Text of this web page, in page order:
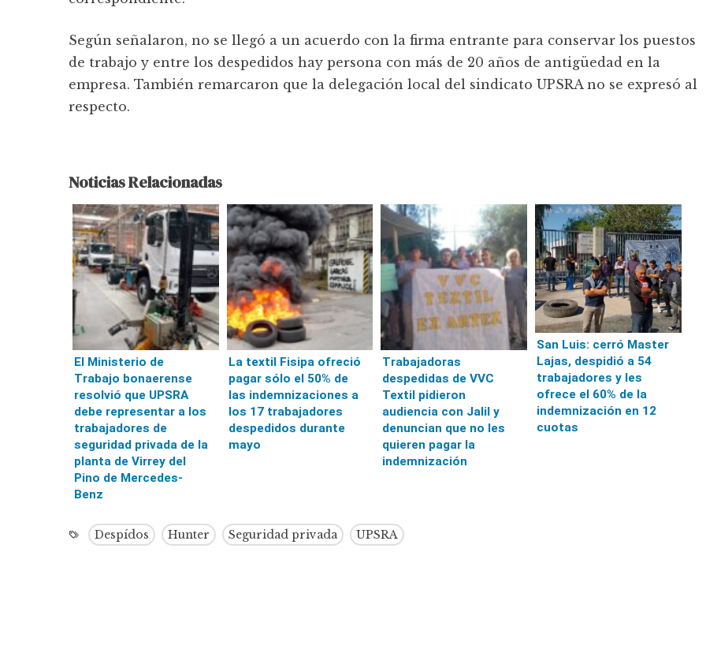
Según señalaron, no se llegó a un acuerdo con la firma entrante para conservar los puestos
de trabajo y entre los despedidos hay persona con más de 20 años de antigüedad en la
empresa. También remarcaron que la delegación local del sindicato UPSRA no se expresó al
respecto.
Noticias Relacionadas
El Ministerio de
Trabajo bonaerense
resolvió que UPSRA
debe representar a los
trabajadores de
seguridad privada de la
planta de Virrey del
Pino de Mercedes-
Benz
La textil Fisipa ofreció
pagar sólo el 50% de
las indemnizaciones a
los 17 trabajadores
despedidos durante
mayo
Trabajadoras
despedidas de VVC
Textil pidieron
audiencia con Jalil y
denuncian que no les
quieren pagar la
indemnización
San Luis: cerró Master
Lajas, despidió a 54
trabajadores y les
ofrece el 60% de la
indemnización en 12
cuotas
Despídos Hunter Seguridad privada UPSRA